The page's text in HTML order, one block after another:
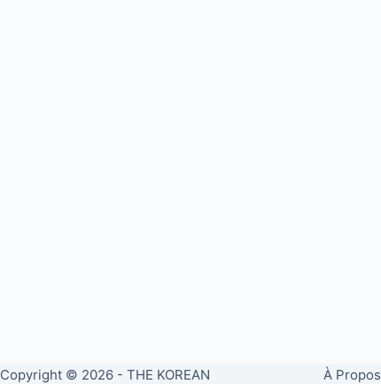
Copyright © 2026 - THE KOREAN
À Propos